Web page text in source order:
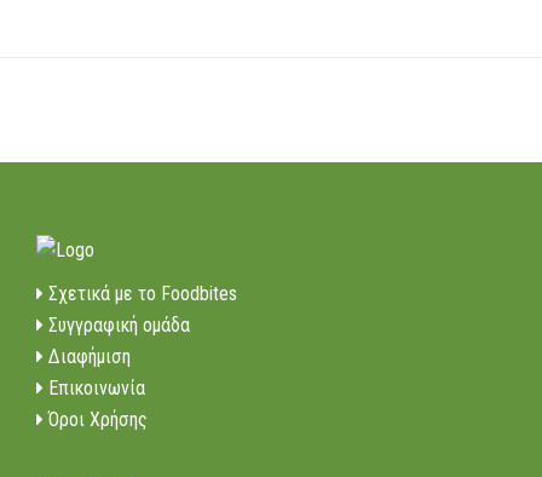
Σχετικά με το Foodbites
Συγγραφική ομάδα
Διαφήμιση
Επικοινωνία
Όροι Χρήσης